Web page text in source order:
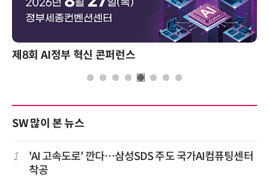
제8회 AI정부 혁신 콘퍼런스
SW 많이 본 뉴스
1
'AI 고속도로' 깐다…삼성SDS 주도 국가AI컴퓨팅센터
착공